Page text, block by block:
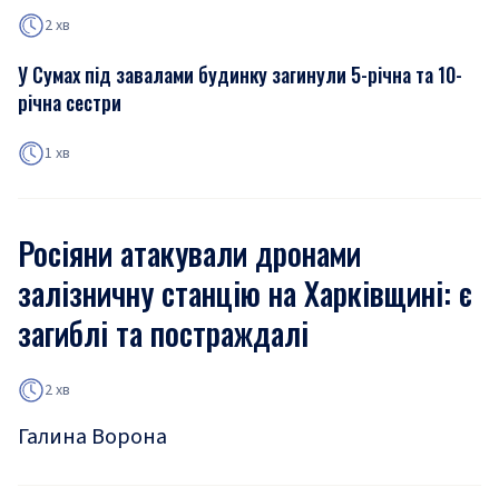
2 хв
У Сумах під завалами будинку загинули 5-річна та 10-
річна сестри
1 хв
Росіяни атакували дронами
залізничну станцію на Харківщині: є
загиблі та постраждалі
2 хв
Галина Ворона